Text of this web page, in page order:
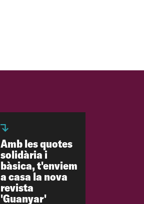
Amb les quotes
solidària i
bàsica, t'enviem
a casa la nova
revista
'Guanyar'